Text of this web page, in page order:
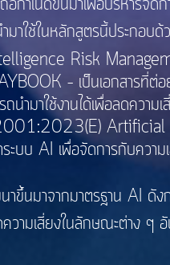
มาใช้ในหลักสูตรนี้ประกอบ
Risk
– เป็นเอกสารที่ต่
นำมาใช้งานได้เพื่อลดควา
Artificial
ะบบ AI เพื่อจัดการกับควา
ากมาตรฐาน AI ดังกล่า
ามเสี่ยงในลักษณะต่าง ๆ